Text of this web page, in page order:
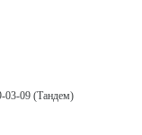
03-09 (Тандем)